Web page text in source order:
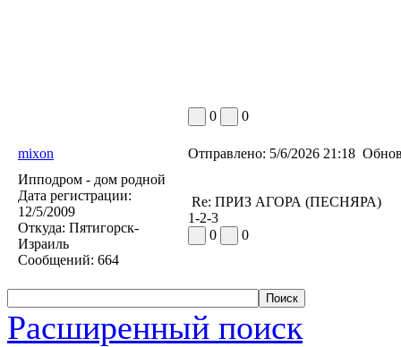
0 0
mixon Отправлено: 5/6/2026 21:18
Ипподром - дом родной
Дата регистрации:
12/5/2009
Откуда: Пятигорск-
Израиль
Сообщений: 664
Re: ПРИЗ АГОРА (ПЕСНЯРА)
1-2-3
0
0
Расширенный поиск